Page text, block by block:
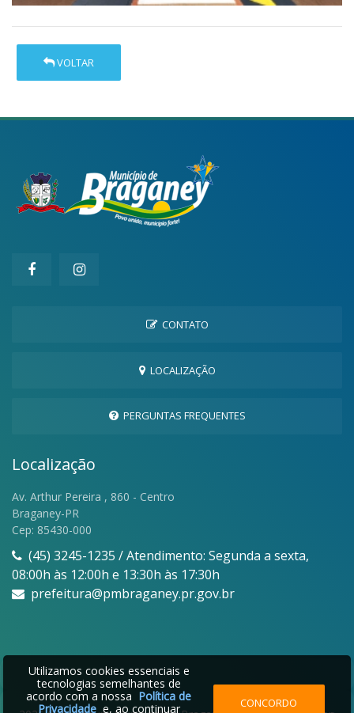
VOLTAR
CONTATO
LOCALIZAÇÃO
PERGUNTAS FREQUENTES
Localização
Av. Arthur Pereira , 860 - Centro
Braganey-PR
Cep: 85430-000
(45) 3245-1235 / Atendimento: Segunda a sexta,
08:00h às 12:00h e 13:30h às 17:30h
prefeitura@pmbraganey.pr.gov.br
Utilizamos cookies essenciais e
tecnologias semelhantes de
acordo com a nossa Política de
Privacidadee, ao continuar CONCORDO